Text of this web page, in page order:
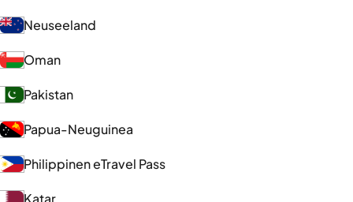
Neuseeland
Oman
Pakistan
Papua-Neuguinea
Philippinen eTravel Pass
Katar